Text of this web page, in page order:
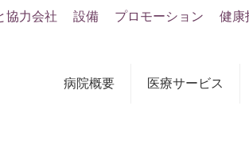
病院概要 医療サービス
協力会社 設備 プロモーション 健康